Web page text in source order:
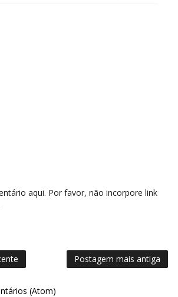
aqui. Por favor, não incorpore link
Postagem mais antiga
(Atom)